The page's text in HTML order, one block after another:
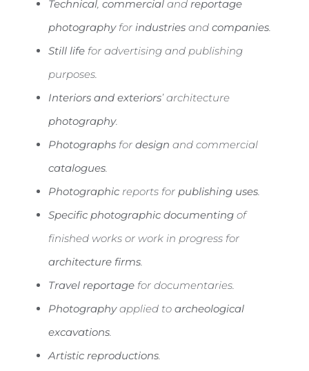
Technical commercial and reportage
photographyfor industries and companies
Still life for advertising and publishing
purposes.
Interiors and exteriors’ architecture
photography.
Photographs for design and commercial
catalogues
Photographic reports for publishing uses
Specific photographic documenting of
finished works or work in progress for
architecture firms
Travel reportage for documentaries.
Photographyapplied to archeological
excavations
Artistic reproductions